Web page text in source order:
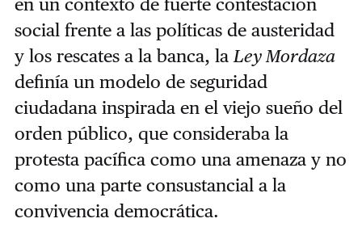
social frente a las políticas de austeridad
y los rescates a la banca, la Ley Mordaza
definía un modelo de seguridad
ciudadana inspirada en el viejo sueño del
orden público, que consideraba la
protesta pacífica como una amenaza y no
como una parte consustancial a la
convivencia democrática.